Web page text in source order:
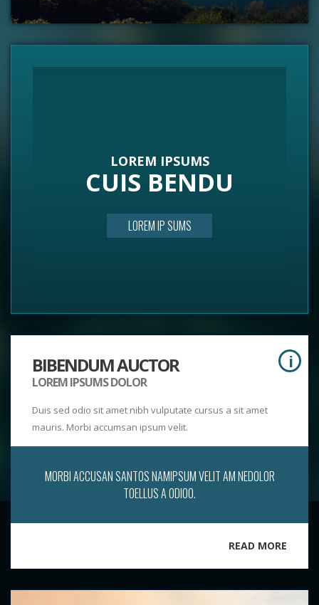
LOREM IPSUMS
CUIS BENDU
LOREM IP SUMS
BIBENDUM AUCTOR i
LOREM IPSUMS DOLOR
Duis sed odio sit amet nibh vulputate cursus a sit amet
mauris. Morbi accumsan ipsum velit.
MORBI ACCUSAN SANTOS NAMIPSUM VELIT AM NEDOLOR
TOELLUS A ODIOO.
READ MORE